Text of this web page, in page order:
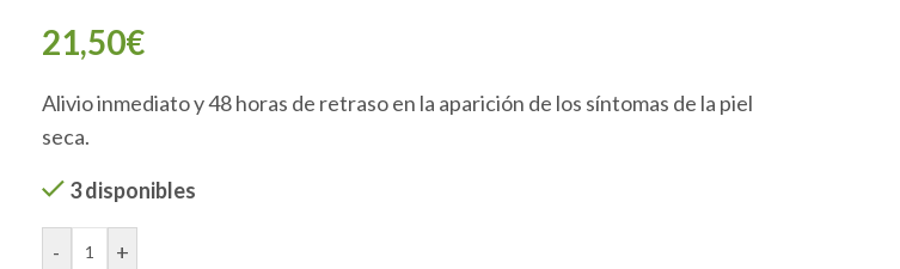
21,50€
Alivio inmediato y 48 horas de retraso en la aparición de los síntomas de la piel
seca.
3 disponibles
- +